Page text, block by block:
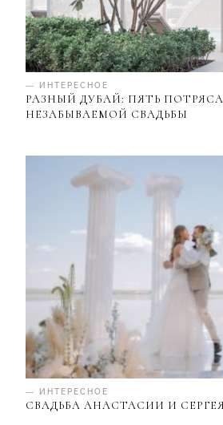
— ИНТЕРЕСНОЕ
РАЗНЫЙ ДУБАЙ: ПЯТЬ
НЕЗАБЫВАЕМОЙ СВАДЬБЫ
— ИНТЕРЕСНОЕ
СВАДЬБА АНАСТАСИИ И СЕРГЕЯ